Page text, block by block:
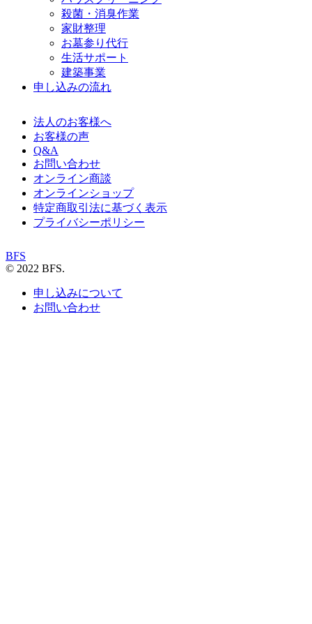
殺菌・消臭作業
家財整理
お墓参り代行
生活サポート
建築事業
申し込みの流れ
法人のお客様へ
お客様の声
Q&A
お問い合わせ
オンライン商談
オンラインショップ
特定商取引法に基づく表示
プライバシーポリシー
BFS
© 2022 BFS.
申し込みについて
お問い合わせ